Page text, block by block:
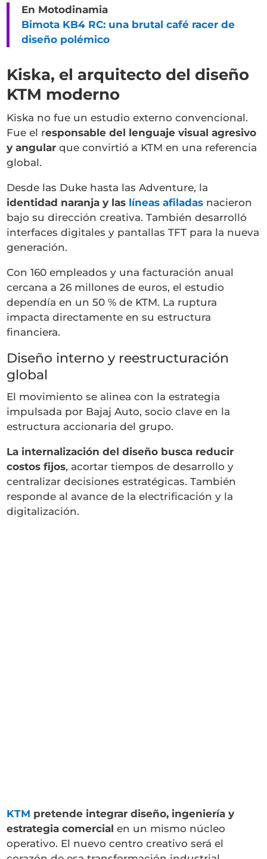
En Motodinamia
Bimota KB4 RC: una brutal café racer de
diseño polémico
Kiska, el arquitecto del diseño
KTM moderno
Kiska no fue un estudio externo convencional.
Fue el responsable del lenguaje visual agresivo
y angular que convirtió a KTM en una referencia
global.
Desde las Duke hasta las Adventure, la
identidad naranja y las líneas afiladas nacieron
bajo su dirección creativa. También desarrolló
interfaces digitales y pantallas TFT para la nueva
generación.
Con 160 empleados y una facturación anual
cercana a 26 millones de euros, el estudio
dependía en un 50 % de KTM. La ruptura
impacta directamente en su estructura
financiera.
Diseño interno y reestructuración
global
El movimiento se alinea con la estrategia
impulsada por Bajaj Auto, socio clave en la
estructura accionaria del grupo.
La internalización del diseño busca reducir
costos fijos, acortar tiempos de desarrollo y
centralizar decisiones estratégicas. También
responde al avance de la electrificación y la
digitalización.
KTM pretende integrar diseño, ingeniería y
estrategia comercial en un mismo núcleo
operativo. El nuevo centro creativo será el